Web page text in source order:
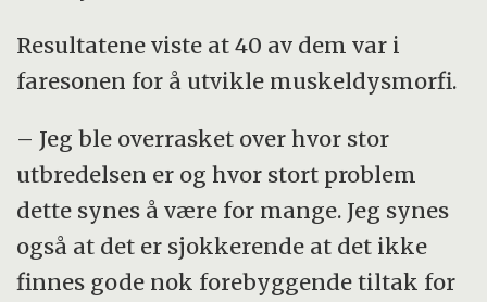
Resultatene viste at 40 av dem var i
faresonen for å utvikle muskeldysmorfi.
– Jeg ble overrasket over hvor stor
utbredelsen er og hvor stort problem
dette synes å være for mange. Jeg synes
også at det er sjokkerende at det ikke
finnes gode nok forebyggende tiltak for